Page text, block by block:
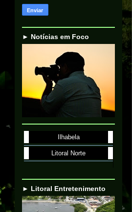
► Notícias em Foco
Ilhabela
Litoral Norte
► Litoral Entretenimento